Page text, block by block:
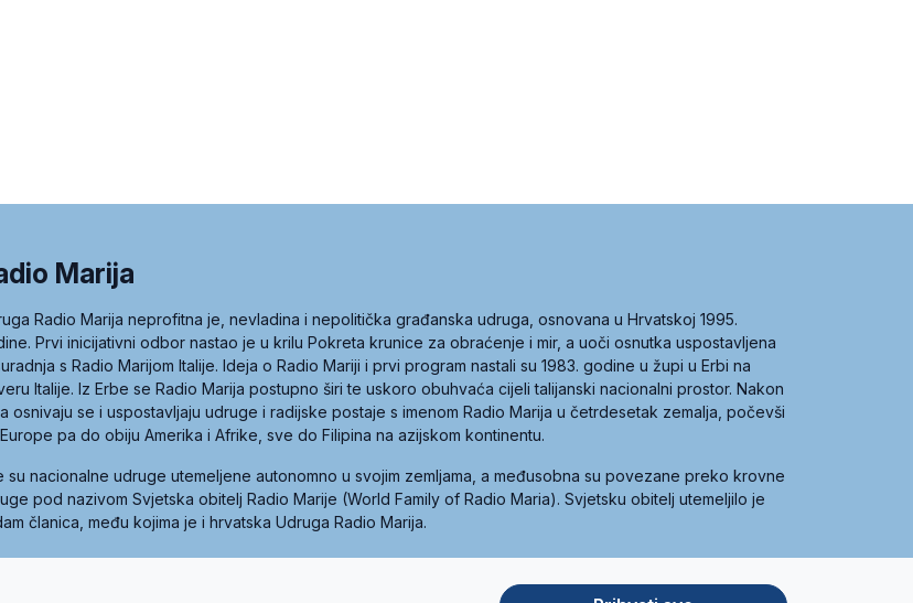
Marija
Radio Marija neprofitna je, nevladina i nepolitička građanska udruga, osnovana u Hrvatskoj 1995.
Prvi inicijativni odbor nastao je u krilu Pokreta krunice za obraćenje i mir, a uoči osnutka uspostavljena
s Radio Marijom Italije. Ideja o Radio Mariji i prvi program nastali su 1983. godine u župi u Erbi na
Italije. Iz Erbe se Radio Marija postupno širi te uskoro obuhvaća cijeli talijanski nacionalni prostor. Nakon
osnivaju se i uspostavljaju udruge i radijske postaje s imenom Radio Marija u četrdesetak zemalja, počevši
pa do obiju Amerika i Afrike, sve do Filipina na azijskom kontinentu.
su nacionalne udruge utemeljene autonomno u svojim zemljama, a međusobna su povezane preko krovne
pod nazivom Svjetska obitelj Radio Marije (World Family of Radio Maria). Svjetsku obitelj utemeljilo je
članica, među kojima je i hrvatska Udruga Radio Marija.